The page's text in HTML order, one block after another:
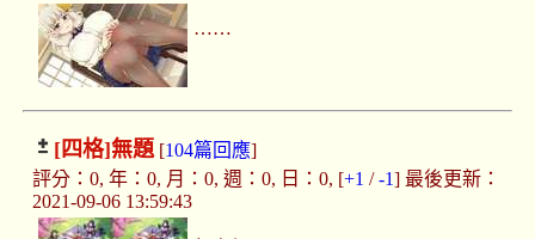
……
[四格]無題[104篇回應]
評分：0, 年：0, 月：0, 週：0, 日：0, [+1 /-1] 最後更新：
2021-09-06 13:59:43